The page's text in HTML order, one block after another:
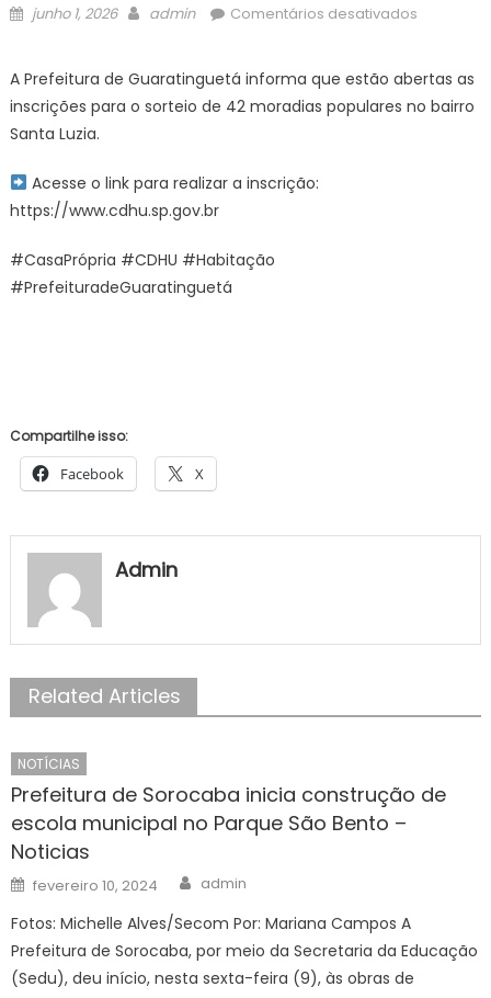
Posted
junho 1, 2026 Author
admin Comentários desativadosem
O
sonho
A Prefeitura de Guaratinguetá informa que estão abertas as
inscrições para o sorteio de 42 moradias populares no bairro
Santa Luzia.
Acesse o link para realizar a inscrição:
https://www.cdhu.sp.gov.br
#CasaPrópria #CDHU #Habitação
#PrefeituradeGuaratinguetá
Compartilhe isso:
Facebook X
Admin
Related Articles
NOTÍCIAS
Prefeitura de Sorocaba inicia construção de
escola municipal no Parque São Bento –
Noticias
Posted
on
fevereiro 10, 2024 Author
admin
Fotos: Michelle Alves/Secom Por: Mariana Campos A
Prefeitura de Sorocaba, por meio da Secretaria da Educação
(Sedu), deu início, nesta sexta-feira (9), às obras de